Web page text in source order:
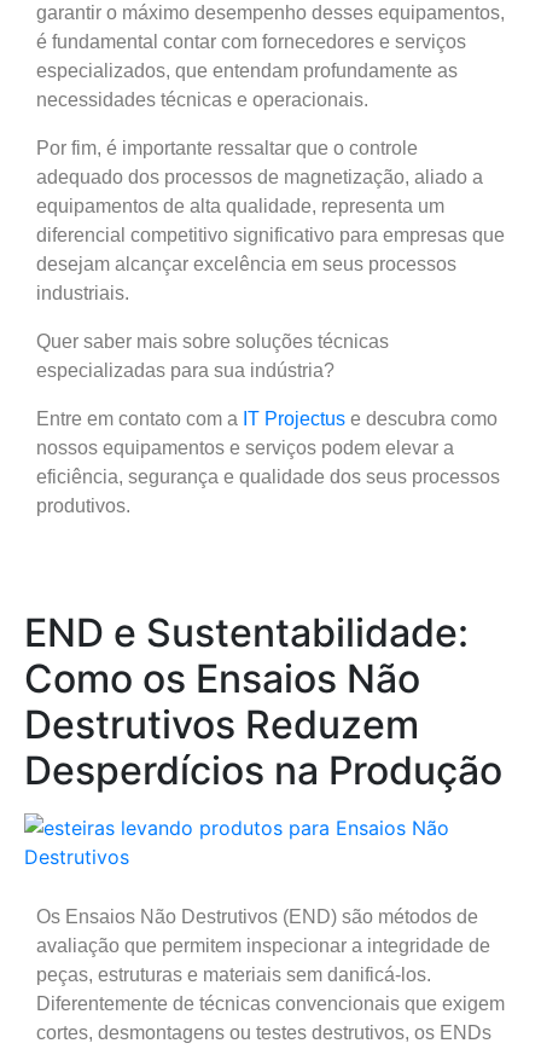
garantir o máximo desempenho desses equipamentos,
é fundamental contar com fornecedores e serviços
especializados, que entendam profundamente as
necessidades técnicas e operacionais.
Por fim, é importante ressaltar que o controle
adequado dos processos de magnetização, aliado a
equipamentos de alta qualidade, representa um
diferencial competitivo significativo para empresas que
desejam alcançar excelência em seus processos
industriais.
Quer saber mais sobre soluções técnicas
especializadas para sua indústria?
Entre em contato com a IT Projectus e descubra como
nossos equipamentos e serviços podem elevar a
eficiência, segurança e qualidade dos seus processos
produtivos.
END e Sustentabilidade:
Como os Ensaios Não
Destrutivos Reduzem
Desperdícios na Produção
Os Ensaios Não Destrutivos (END) são métodos de
avaliação que permitem inspecionar a integridade de
peças, estruturas e materiais sem danificá-los.
Diferentemente de técnicas convencionais que exigem
cortes, desmontagens ou testes destrutivos, os ENDs